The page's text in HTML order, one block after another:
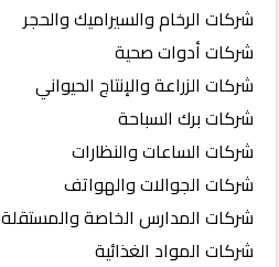
شركات الرخام والسيراميك والحجر
شركات أدوات صحية
شركات الزراعة والإنتاج الحيواني
شركات برك السباحة
شركات الساعات والنظارات
شركات الجوالات والهواتف
شركات المدارس الخاصة والمستقلة
شركات المواد الغذائية